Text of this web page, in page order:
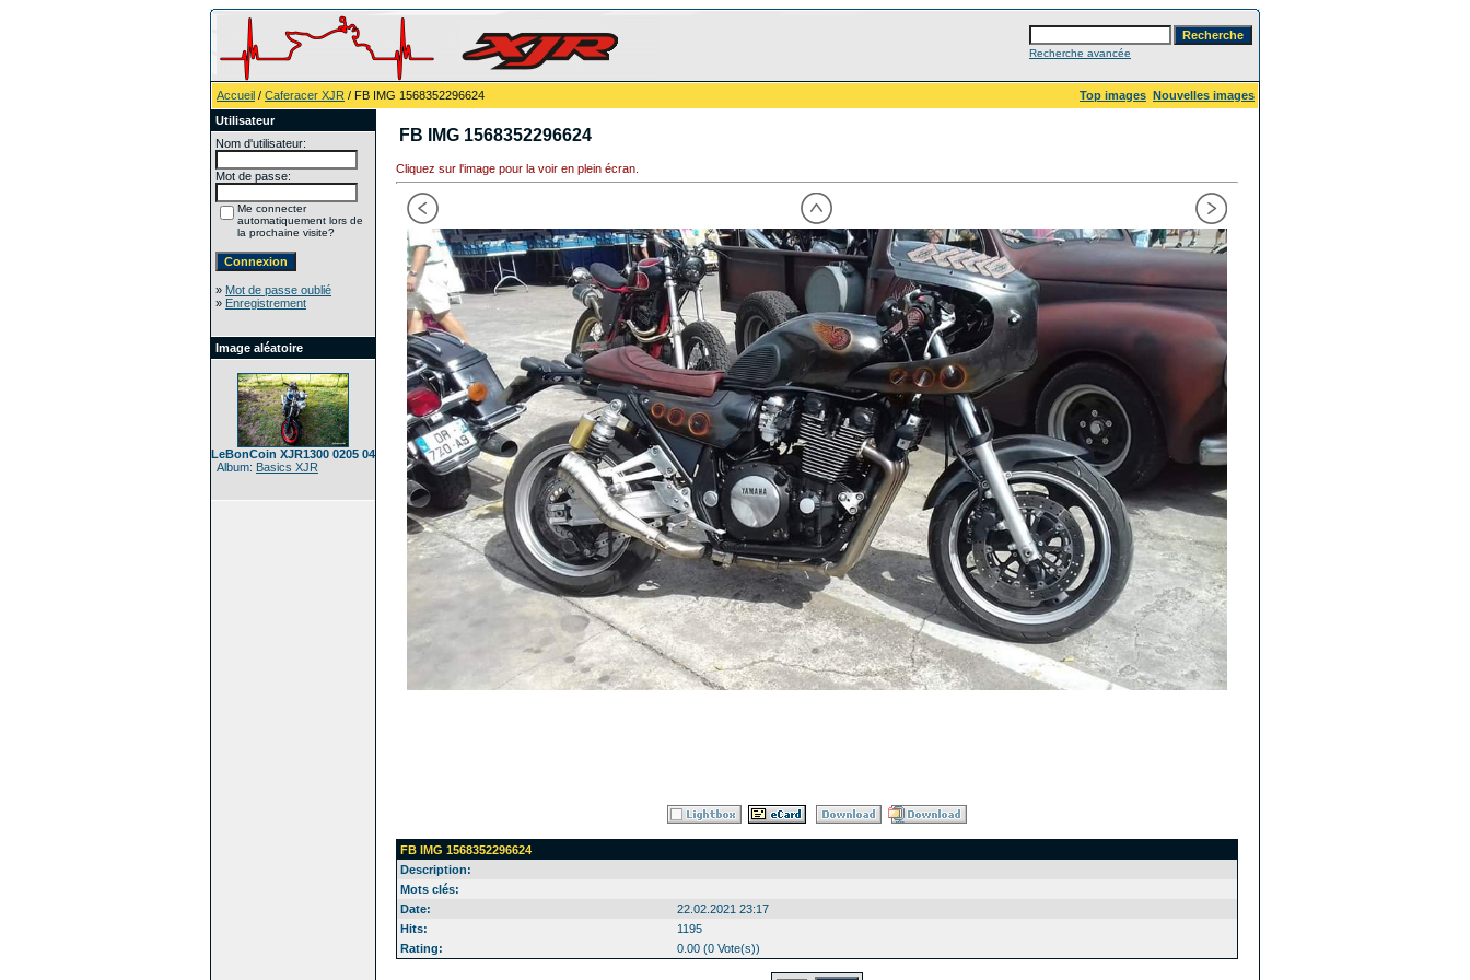
Recherche avancée
Accueil / Caferacer XJR / FB IMG 1568352296624 Top images Nouvelles images
Utilisateur
Nom d'utilisateur:
Mot de passe:
Me connecter
automatiquement lors de
la prochaine visite?
» Mot de passe oublié
» Enregistrement
Image aléatoire
LeBonCoin XJR1300 0205 04
Album: Basics XJR
FB IMG 1568352296624
Cliquez sur l'image pour la voir en plein écran.
FB IMG 1568352296624
Description:
Mots clés:
Date:
22.02.2021 23:17
Hits:
1195
Rating:
0.00 (0 Vote(s))